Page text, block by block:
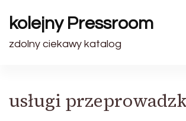
kolejny Pressroom
zdolny ciekawy katalog
usługi